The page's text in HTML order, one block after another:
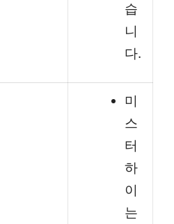
습
니
다.
미
스
터
하
이
는